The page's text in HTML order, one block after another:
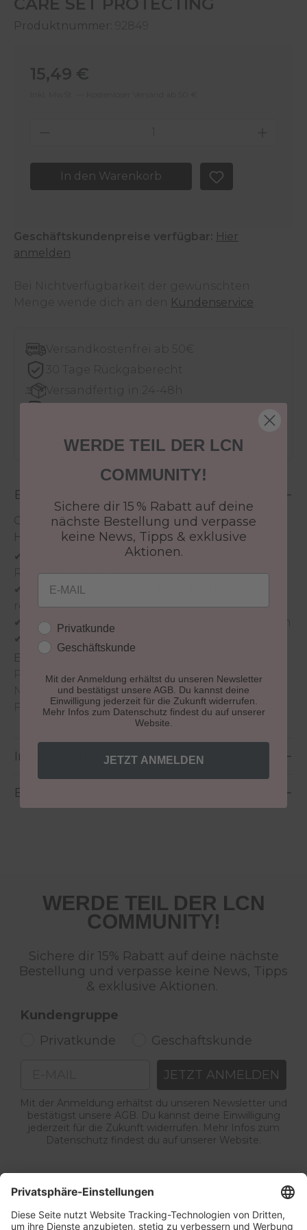
Produktnummer: 92849
Regulärer Preis:
15,49 €
Produkt Anzahl: Gib den
In den Warenkorb
Geschäftskundenpreise verfügbar: Hier
anmelden
Bei Nichtverfügbarkeit der gewünschten
Menge wende dich an den
Kundenservice
Versandkostenfrei ab 50€
30 Tage Rückgaberecht
Versandfertig in 24-48h
Beschreibung
Care Set Protecting Das Schutz-Set für sensible
Haut & Nägel
✔ Enthält Protecting Hand Cream & Pineapple
Refreshing Nail Shot
✔ Mit Hyaluron & Sheabutter – beruhigt &
regeneriert
✔ Schützt Hände & Nägel vor äußeren Einflüssen
✔ Edle Geschenkbox – Pflege zum Verschenken
Empfehlung:
Protecting Hand Cream und gönn deinen
Nägeln den Pineapple Nail Shot für Extra-
Frische und Schutz.
Inhaltsstoffe
Bewertungen
WERDE TEIL DER LCN
COMMUNITY!
Sichere dir 15% Rabatt auf deine nächste
Bestellung und verpasse keine News, Tipps
& exklusive Aktionen.
Kundengruppe
Privatkunde
Geschäftskunde
JETZT ANMELDEN
Mit der Anmeldung erhältst du unseren Newsletter und
bestätigst unsere AGB. Du kannst deine Einwilligung
jederzeit für die Zukunft widerrufen. Mehr Infos zum
Datenschutz findest du auf unserer Website.
WERDE TEIL DER LCN
COMMUNITY!
Sichere dir 15 % Rabatt auf deine
nächste Bestellung und verpasse
keine News, Tipps & exklusive
Aktionen.
Email
Kundengruppe
Privatkunde
Geschäftskunde
Mit der Anmeldung erhältst du unseren Newsletter
und bestätigst unsere AGB. Du kannst deine
Einwilligung jederzeit für die Zukunft widerrufen.
Mehr Infos zum Datenschutz findest du auf unserer
Website.
JETZT ANMELDEN